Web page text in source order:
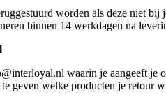
worden als deze niet bij
binnen 14 werkdagen na
waarin je aangeeft je
geven welke producten je retour